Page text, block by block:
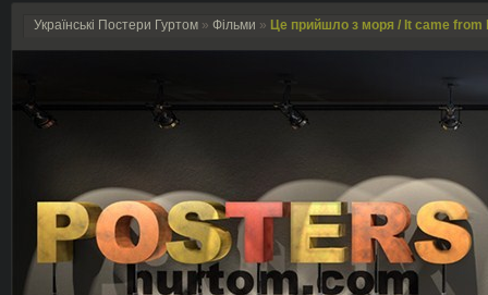
Українські Постери Гуртом » Фільми » Це прийшло з моря / It came from